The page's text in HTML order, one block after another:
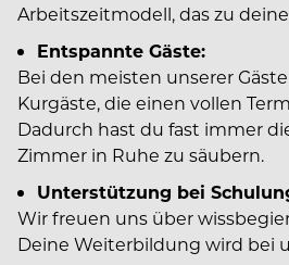
Arbeitszeitmodell, das zu
Entspannte Gäste:
Bei den meisten unserer
Kurgäste, die einen vollen
Dadurch hast du fast immer
Zimmer in Ruhe zu säubern.
Unterstützung bei
Wir freuen uns über
Deine Weiterbildung wird bei